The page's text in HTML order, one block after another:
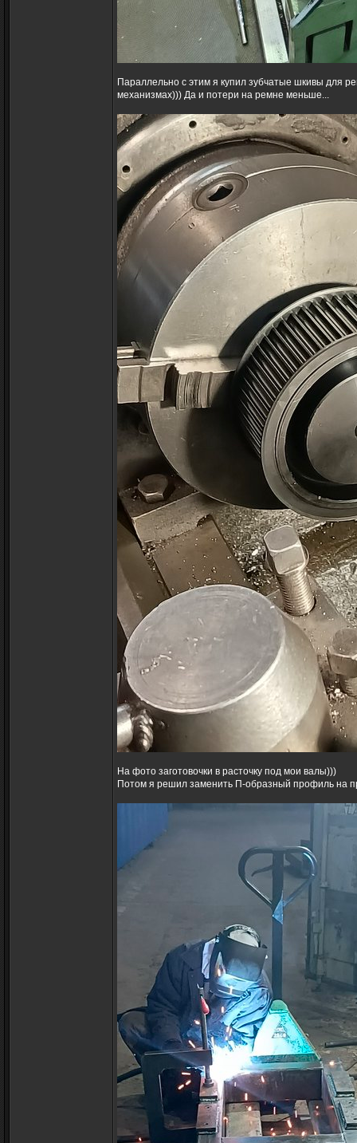
Параллельно с этим я купил зубчатые шкивы для
механизмах))) Да и потери на ремне меньше...
На фото заготовочки в расточку под мои валы)))
Потом я решил заменить П-образный профиль на